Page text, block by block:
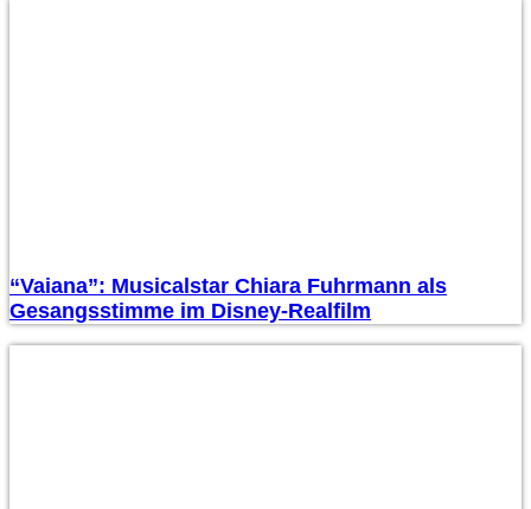
“Vaiana”: Musicalstar Chiara Fuhrmann als
Gesangsstimme im Disney-Realfilm